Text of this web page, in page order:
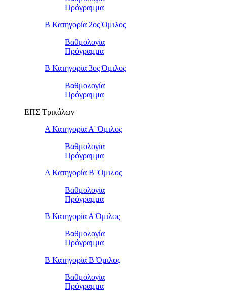
Πρόγραμμα
Β Κατηγορία 2ος Όμιλος
Βαθμολογία
Πρόγραμμα
Β Κατηγορία 3ος Όμιλος
Βαθμολογία
Πρόγραμμα
ΕΠΣ Τρικάλων
Α Κατηγορία Α' Όμιλος
Βαθμολογία
Πρόγραμμα
Α Κατηγορία Β' Όμιλος
Βαθμολογία
Πρόγραμμα
Β Κατηγορία Α Όμιλος
Βαθμολογία
Πρόγραμμα
Β Κατηγορία Β Όμιλος
Βαθμολογία
Πρόγραμμα